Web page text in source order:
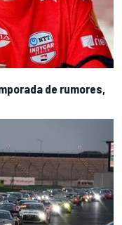
de rumores,